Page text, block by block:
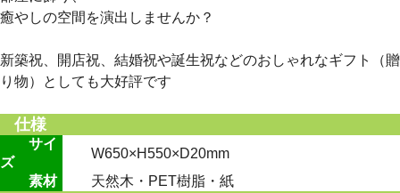
癒やしの空間を演出しませんか？
新築祝、開店祝、結婚祝や誕生祝などのおしゃれなギフト（贈
り物）としても大好評です
仕様
サイ
ズ
W650×H550×D20mm
素材
天然木・PET樹脂・紙